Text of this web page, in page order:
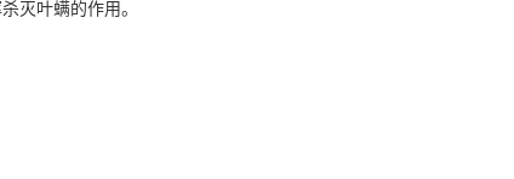
灭叶螨的作用。